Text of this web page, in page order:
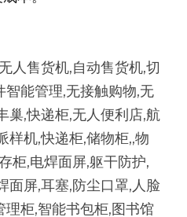
人售货机,自动售货机,切
能管理,无接触购物,无
巢,快递柜,无人便利店,航
样机,快递柜,储物柜,,物
柜,电焊面屏,躯干防护,
面屏,耳塞,防尘口罩,人脸
柜,智能书包柜,图书馆